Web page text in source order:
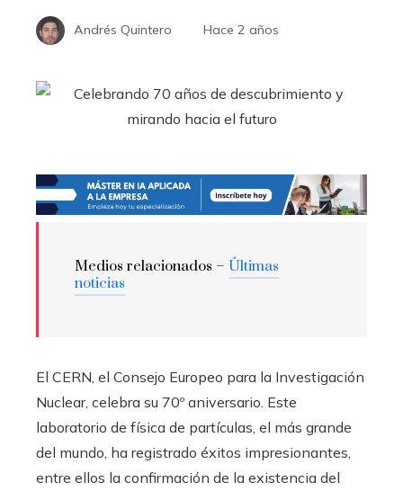
Andrés Quintero Hace 2 años
Medios relacionados – Últimas
noticias
El CERN, el Consejo Europeo para la Investigación
Nuclear, celebra su 70º aniversario. Este
laboratorio de física de partículas, el más grande
del mundo, ha registrado éxitos impresionantes,
entre ellos la confirmación de la existencia del